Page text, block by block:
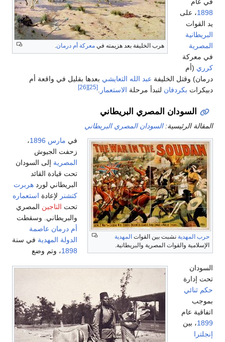
هرب الخليفة بعد هزيمته فيمعركة أم درمان.
الخليفةعبد الله التعايشيبعدها بقليل في واقعة أم
لتبدأ مرحلةالاستعمار.
[26]
المصري البريطاني
السودان المصري البريطاني
نشبت بين القواتالمهدية
المصرية والبريطانية.
فيمارس 1896 ،
زحفت الجيوش
المصريةإلى السودان
تحت قيادة القائد
البريطاني لورد
هربرت
كتشنرلإعادة
استعماره
تحتالتاجين
المصري
والبريطاني. وسقطت
أم درمان عاصمة
الدولة المهدية
في سنة
1898